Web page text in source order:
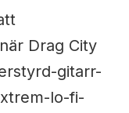
Drag City
gitarr-
lo-fi-